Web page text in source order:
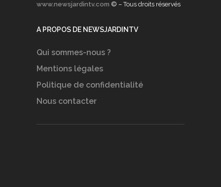
www.newsjardintv.com © – Tous droits réservés
A PROPOS DE NEWSJARDINTV
Qui sommes-nous ?
Mentions légales
Politique de confidentialité
Nous contacter